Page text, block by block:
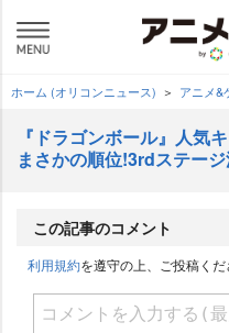
ホーム (オリコンニュース) アニメ&
『ドラゴンボール』人気
まさかの順位!3rdステー
この記事のコメント
利用規約を遵守の上、ご投稿くだ